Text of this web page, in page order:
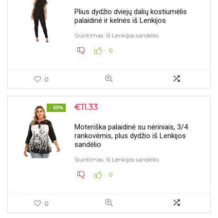
Lego tipo šautuvai
Liemenės
Maitinimo šaltiniai
Marškinėliai, megztiniai
Mobiliųjų telefonų aksesuarai
Moterims (drabužiai, avalynė, aksesuarai)
Namų dekoras ir interjeras
Namų ektronika
Namų prekės
Namų technika
Orgtechnika
Originalios prekės / dovanos
Projektoriai
Plius dydžio dviejų dalių kostiumėlis
palaidinė ir kelnės iš Lenkijos
Siuntimas: Iš Lenkijos sandėlio
0
0
- 30% €11.33
Moteriška palaidinė su nėriniais, 3/4
rankovėmis, plus dydžio iš Lenkijos
sandėlio
Siuntimas: Iš Lenkijos sandėlio
0
0